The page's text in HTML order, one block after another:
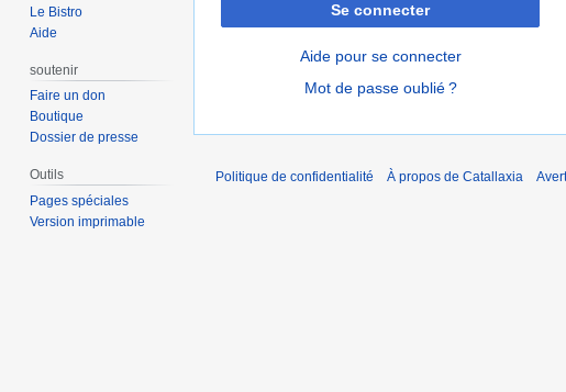
Se connecter
Aide pour se connecter
Mot de passe oublié ?
Le Bistro
Aide
soutenir
Faire un don
Boutique
Dossier de presse
Outils
Pages spéciales
Version imprimable
Politique de confidentialité À propos de Catallaxia